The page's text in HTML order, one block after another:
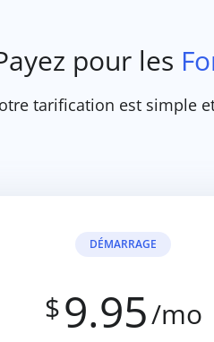
pour les
tarification est simple
DÉMARRAGE
$9.95/mo